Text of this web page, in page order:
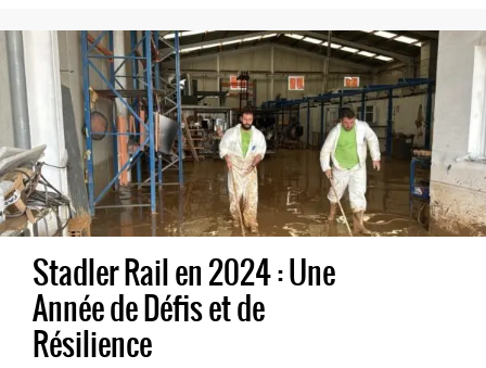
Stadler Rail en 2024 : Une
Année de Défis et de
Résilience